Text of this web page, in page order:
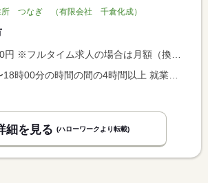
所 つなぎ （有限会社 千倉化成）
求人の場合は月額（換算額）、パート求人の場合は時間額を表示しています。
細を見る (ハローワークより転載)